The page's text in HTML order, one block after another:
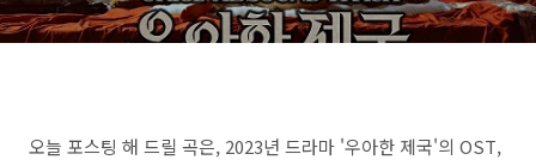
오늘 포스팅 해 드릴 곡은, 2023년 드라마 '우아한 제국'의 OST,